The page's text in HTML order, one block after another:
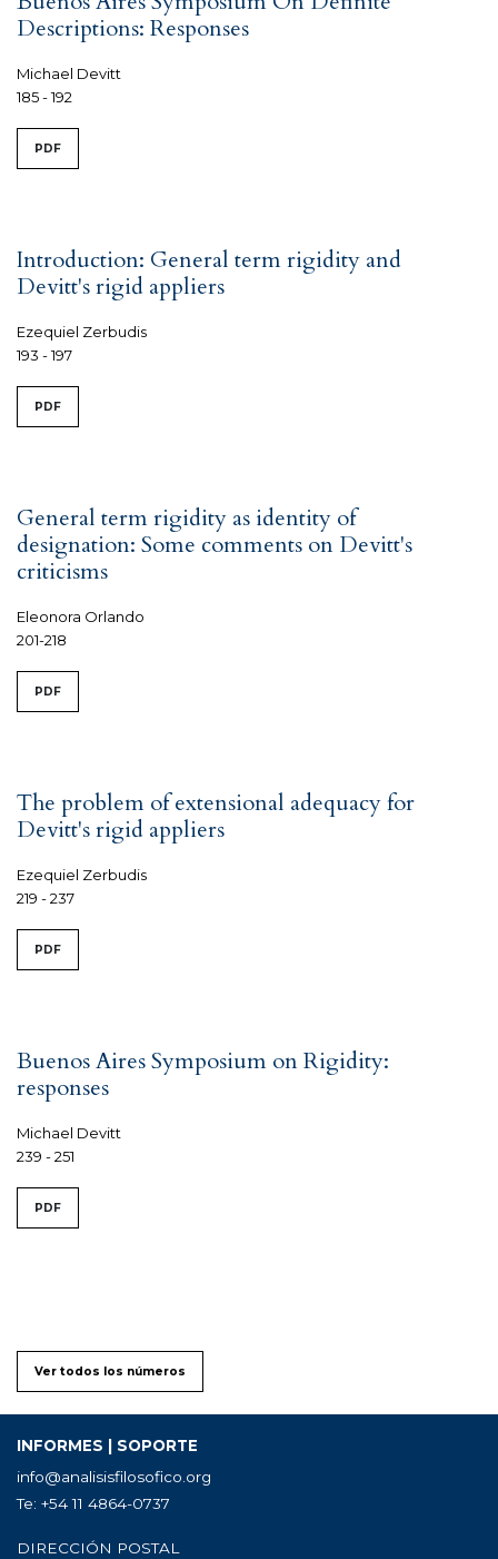
Descriptions: Responses
Michael Devitt
185 - 192
PDF
Introduction: General term rigidity and
Devitt's rigid appliers
Ezequiel Zerbudis
193 - 197
PDF
General term rigidity as identity of
designation: Some comments on Devitt's
criticisms
Eleonora Orlando
201-218
PDF
The problem of extensional adequacy for
Devitt's rigid appliers
Ezequiel Zerbudis
219 - 237
PDF
Buenos Aires Symposium on Rigidity:
responses
Michael Devitt
239 - 251
PDF
Ver todos los números
INFORMES | SOPORTE
info@analisisfilosofico.org
Te: +54 11 4864-0737
DIRECCIÓN POSTAL